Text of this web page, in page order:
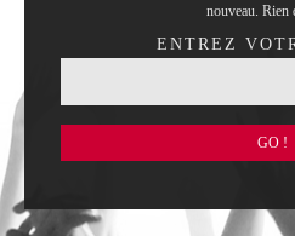
nouveau. Rien
ENTREZ